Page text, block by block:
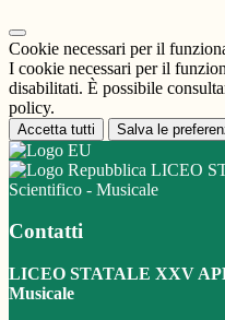
Cookie necessari per il
I cookie necessari per il
disabilitati. È possibile
policy.
Accetta tutti Salva le
LICEO
Scientifico - Musicale
Contatti
LICEO STATALE XXV
Musicale